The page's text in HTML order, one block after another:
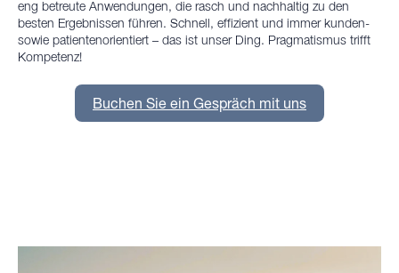
eng betreute Anwendungen, die rasch und nachhaltig zu den
besten Ergebnissen führen. Schnell, effizient und immer kunden-
sowie patientenorientiert – das ist unser Ding. Pragmatismus trifft
Kompetenz!
Buchen Sie ein Gespräch mit uns